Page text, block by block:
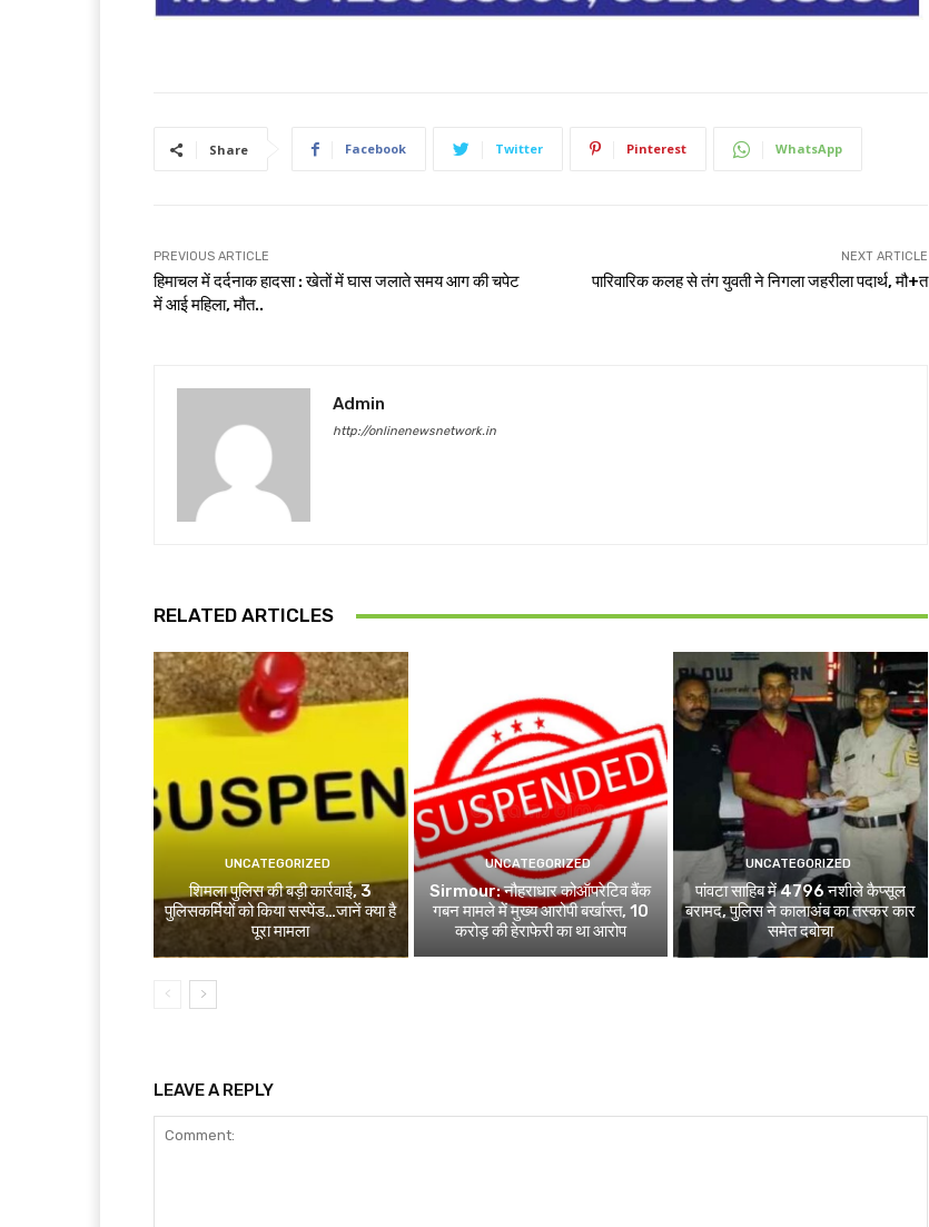
Share Facebook Twitter Pinterest WhatsApp
PREVIOUS ARTICLE
हिमाचल में दर्दनाक हादसा : खेतों में घास जलाते समय आग की चपेट
में आई महिला, मौत..
NEXT ARTICLE
पारिवारिक कलह से तंग युवती ने निगला जहरीला पदार्थ, मौ+त
Admin
http://onlinenewsnetwork.in
RELATED ARTICLES
UNCATEGORIZED
शिमला पुलिस की बड़ी कार्रवाई, 3
पुलिसकर्मियों को किया सस्पेंड…जानें क्या है
पूरा मामला
UNCATEGORIZED
Sirmour: नौहराधार कोऑपरेटिव बैंक
गबन मामले में मुख्य आरोपी बर्खास्त, 10
करोड़ की हेराफेरी का था आरोप
UNCATEGORIZED
पांवटा साहिब में 4796 नशीले कैप्सूल
बरामद, पुलिस ने कालाअंब का तस्कर कार
समेत दबोचा
LEAVE A REPLY